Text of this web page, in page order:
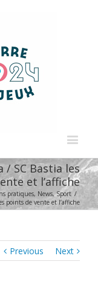
/ SC Bastia les
et l’affiche
pratiques, News,Sport /
points de vente et l’affiche
Previous Next